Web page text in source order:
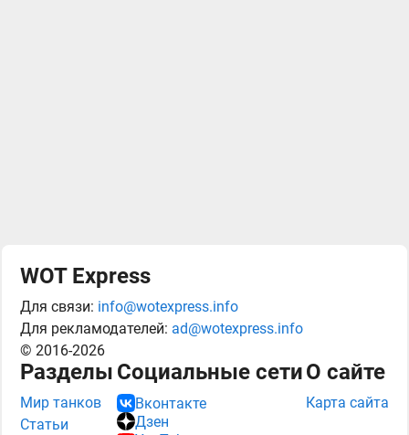
WOT Express
Для связи: info@wotexpress.info
Для рекламодателей: ad@wotexpress.info
© 2016-2026
Разделы
Мир танков
Статьи
Социальные сети
Вконтакте
Дзен
О сайте
Карта сайта